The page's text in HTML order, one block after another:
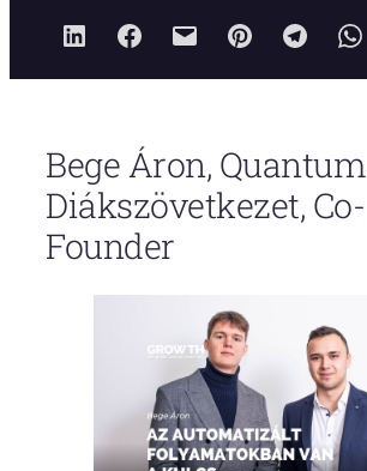
Bege Áron, Quantum
Diákszövetkezet, Co-
Founder